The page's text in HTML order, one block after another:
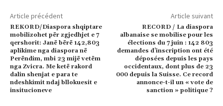
Article précédent
REKORD/Diaspora shqiptare
mobilizohet për zgjedhjet e 7
qershorit: Janë bërë 142,803
aplikime nga diaspora në
Perëndim, mbi 23 mijë vetëm
nga Zvicra. Me ketë rakord
dalin shenjat e para te
ndeshkimit ndaj bllokuesit e
insitucioneve
Article suivant
RECORD / La diaspora
albanaise se mobilise pour les
élections du 7 juin : 142 803
demandes d’inscription ont été
déposées depuis les pays
occidentaux, dont plus de 23
000 depuis la Suisse. Ce record
annonce-t-il un « vote de
sanction » politique ?